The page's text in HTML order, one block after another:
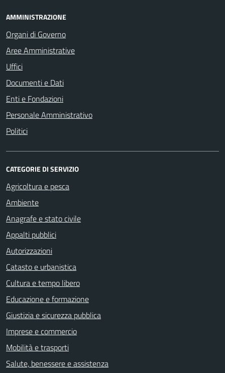
AMMINISTRAZIONE
Organi di Governo
Aree Amministrative
Uffici
Documenti e Dati
Enti e Fondazioni
Personale Amministrativo
Politici
CATEGORIE DI SERVIZIO
Agricoltura e pesca
Ambiente
Anagrafe e stato civile
Appalti pubblici
Autorizzazioni
Catasto e urbanistica
Cultura e tempo libero
Educazione e formazione
Giustizia e sicurezza pubblica
Imprese e commercio
Mobilità e trasporti
Salute, benessere e assistenza